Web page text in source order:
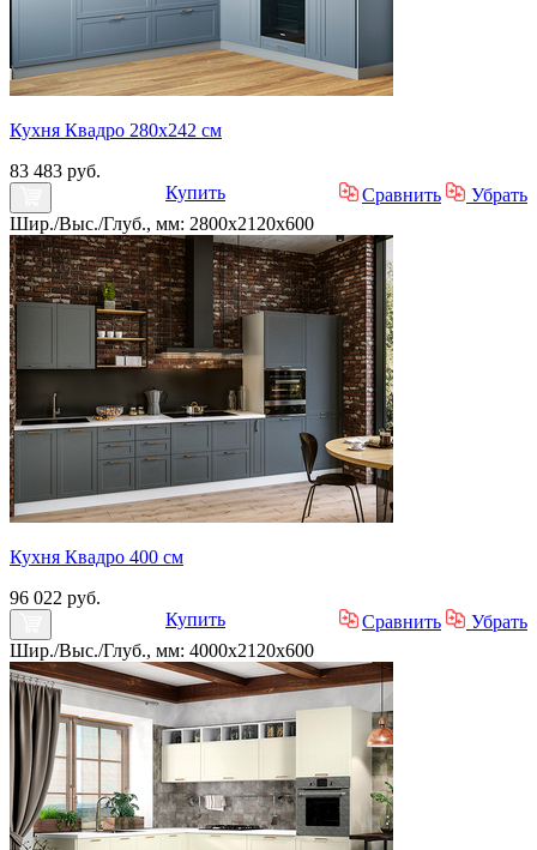
Кухня Квадро 280х242 см
83 483 руб.
Купить
Сравнить
Убрать
Шир./Выс./Глуб., мм: 2800x2120x600
Кухня Квадро 400 см
96 022 руб.
Купить
Сравнить
Убрать
Шир./Выс./Глуб., мм: 4000x2120x600